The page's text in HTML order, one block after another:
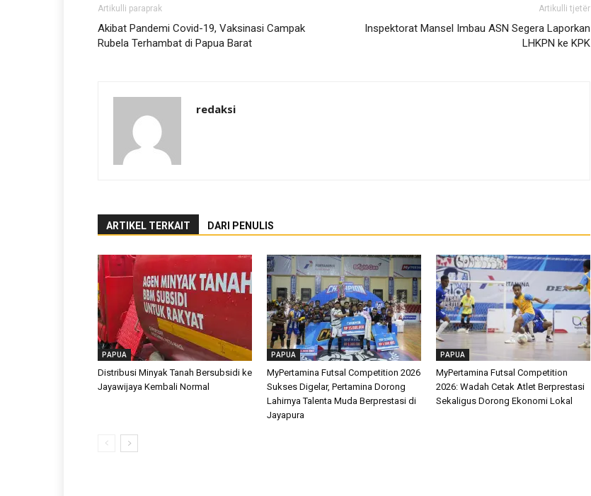
Artikulli paraprak
Akibat Pandemi Covid-19, Vaksinasi Campak
Rubela Terhambat di Papua Barat
Artikulli tjetër
Inspektorat Mansel Imbau ASN Segera Laporkan
LHKPN ke KPK
redaksi
ARTIKEL TERKAIT DARI PENULIS
PAPUA
Distribusi Minyak Tanah Bersubsidi ke
Jayawijaya Kembali Normal
PAPUA
MyPertamina Futsal Competition 2026
Sukses Digelar, Pertamina Dorong
Lahirnya Talenta Muda Berprestasi di
Jayapura
PAPUA
MyPertamina Futsal Competition
2026: Wadah Cetak Atlet Berprestasi
Sekaligus Dorong Ekonomi Lokal